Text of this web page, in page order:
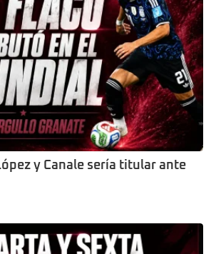
y Canale sería titular ante